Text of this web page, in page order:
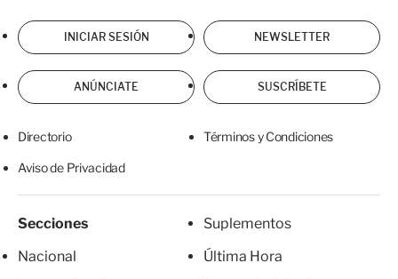
INICIAR SESIÓN NEWSLETTER
ANÚNCIATE SUSCRÍBETE
Directorio Términos y Condiciones
Aviso de Privacidad
Secciones
Nacional
Suplementos
Última Hora